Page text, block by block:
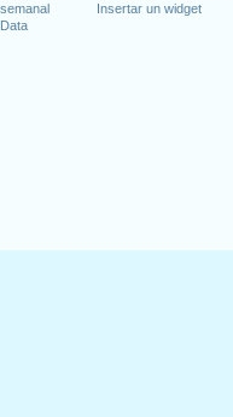
semanal
Data
Insertar un widget